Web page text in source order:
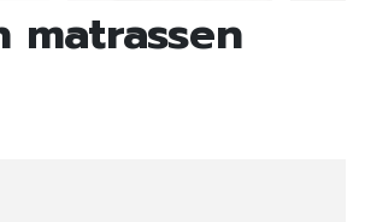
matrassen